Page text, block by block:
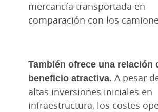
mercancía transportada en
comparación con los
También ofrece una relación
beneficio atractiva. A pesar
altas inversiones iniciales en
infraestructura, los costes